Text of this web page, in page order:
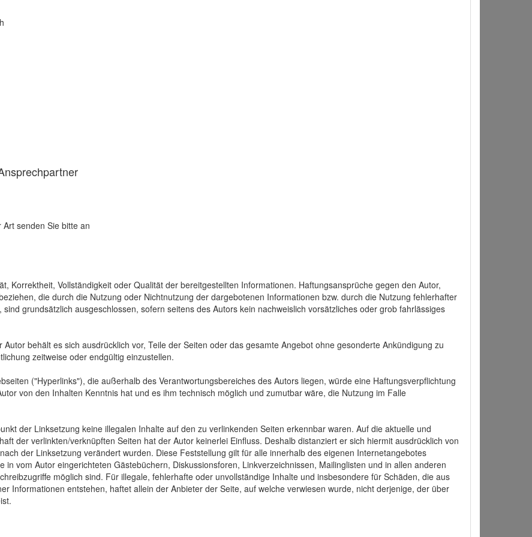
senden Sie bitte an
Korrektheit, Vollständigkeit oder Qualität der bereitgestellten Informationen. Haftungsansprüche gegen den Autor,
die durch die Nutzung oder Nichtnutzung der dargebotenen Informationen bzw. durch die Nutzung fehlerhafter
grundsätzlich ausgeschlossen, sofern seitens des Autors kein nachweislich vorsätzliches oder grob fahrlässiges
behält es sich ausdrücklich vor, Teile der Seiten oder das gesamte Angebot ohne gesonderte Ankündigung zu
zeitweise oder endgültig einzustellen.
("Hyperlinks"), die außerhalb des Verantwortungsbereiches des Autors liegen, würde eine Haftungsverpflichtung
von den Inhalten Kenntnis hat und es ihm technisch möglich und zumutbar wäre, die Nutzung im Falle
der Linksetzung keine illegalen Inhalte auf den zu verlinkenden Seiten erkennbar waren. Auf die aktuelle und
der verlinkten/verknüpften Seiten hat der Autor keinerlei Einfluss. Deshalb distanziert er sich hiermit ausdrücklich von
der Linksetzung verändert wurden. Diese Feststellung gilt für alle innerhalb des eigenen Internetangebotes
in vom Autor eingerichteten Gästebüchern, Diskussionsforen, Linkverzeichnissen, Mailinglisten und in allen anderen
möglich sind. Für illegale, fehlerhafte oder unvollständige Inhalte und insbesondere für Schäden, die aus
Informationen entstehen, haftet allein der Anbieter der Seite, auf welche verwiesen wurde, nicht derjenige, der über